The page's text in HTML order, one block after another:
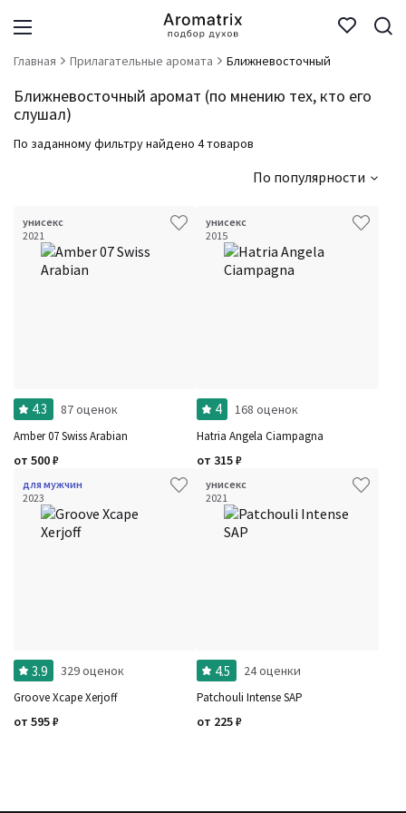
Главная Прилагательные аромата Ближневосточный
Ближневосточный аромат (по мнению тех, кто его
слушал)
По заданному фильтру найдено 4 товаров
По популярности
унисекс
2021
4.3 87 оценок
Amber 07 Swiss Arabian
от 500₽
унисекс
2015
4 168 оценок
Hatria Angela Ciampagna
от 315₽
для мужчин
2023
3.9 329 оценок
Groove Xcape Xerjoff
от 595₽
унисекс
2021
4.5 24 оценки
Patchouli Intense SAP
от 225₽